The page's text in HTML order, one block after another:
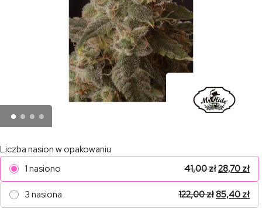
Liczba nasion w opakowaniu
1 nasiono
41,00zł28,70 zł
3 nasiona 122,00zł85,40 zł